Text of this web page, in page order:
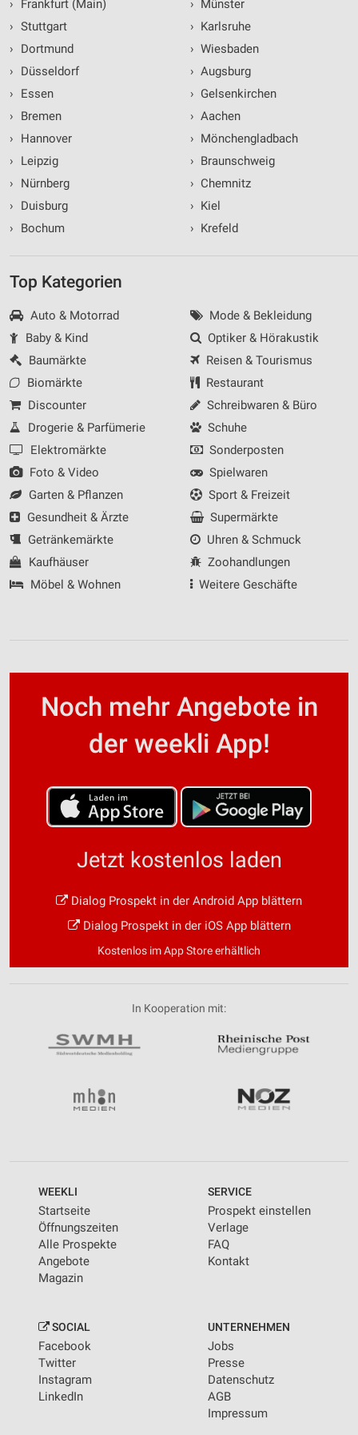
›
Frankfurt (Main)
› Stuttgart
›
Dortmund
›
Düsseldorf
›
Essen
›
Bremen
›
Hannover
›
Leipzig
›
Nürnberg
›
Duisburg
›
Bochum
› Münster
› Karlsruhe
› Wiesbaden
› Augsburg
› Gelsenkirchen
› Aachen
› Mönchengladbach
› Braunschweig
› Chemnitz
› Kiel
› Krefeld
Top Kategorien
Auto & Motorrad
Baby & Kind
Baumärkte
Biomärkte
Discounter
Drogerie & Parfümerie
Elektromärkte
Foto & Video
Garten & Pflanzen
Gesundheit & Ärzte
Getränkemärkte
Kaufhäuser
Möbel & Wohnen
Mode & Bekleidung
Optiker & Hörakustik
Reisen & Tourismus
Restaurant
Schreibwaren & Büro
Schuhe
Sonderposten
Spielwaren
Sport & Freizeit
Supermärkte
Uhren & Schmuck
Zoohandlungen
Weitere Geschäfte
Noch mehr Angebote in
der weekli App!
Jetzt kostenlos laden
Dialog Prospekt in der Android App blättern
Dialog Prospekt in der iOS App blättern
Kostenlos im App Store erhältlich
In Kooperation mit:
WEEKLI
Startseite
Öffnungszeiten
Alle Prospekte
Angebote
Magazin
SERVICE
Prospekt einstellen
Verlage
FAQ
Kontakt
SOCIAL
Facebook
Twitter
Instagram
LinkedIn
UNTERNEHMEN
Jobs
Presse
Datenschutz
AGB
Impressum
personalisierter Werbung
Erstellung von Profilen zur Personalisierung
Verwendung von Profilen zur Auswahl
Messung der Werbeleistung
Analyse von Zielgruppen durch Statistiken oder
Kombinationen von Daten aus verschiedenen
Quellen
Inhalten
IAB-Besonderheiten:
Verwendung genauer Standortdaten
Geräte anhand von aktiv angeforderten
Informationen identifizieren
Nicht-IAB-Verarbeitungszwecke:
Performance
Werbung